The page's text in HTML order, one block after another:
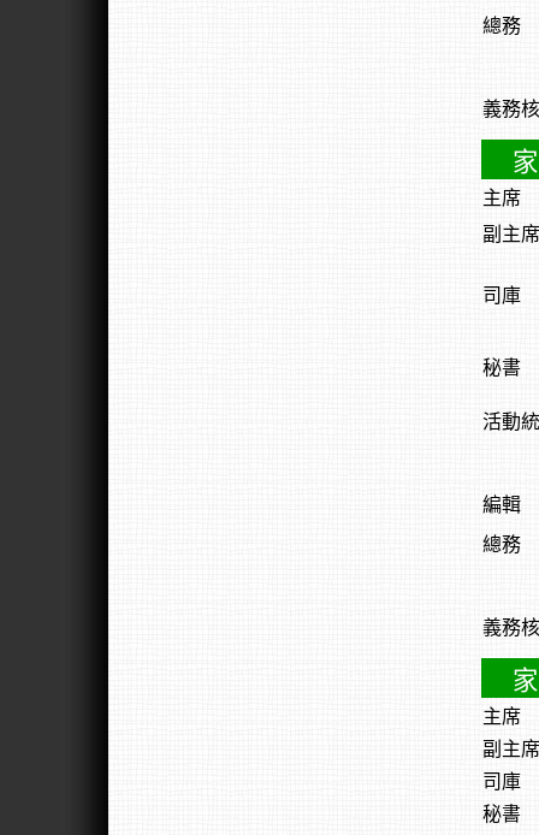
總務
義務
主席
副主席
司庫
秘書
活動
編輯
總務
義務
主席
副主席
司庫
秘書